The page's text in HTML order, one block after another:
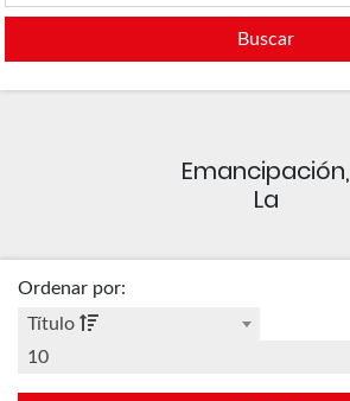
Buscar
Emancipación,
La
Ordenar por:
Título
10